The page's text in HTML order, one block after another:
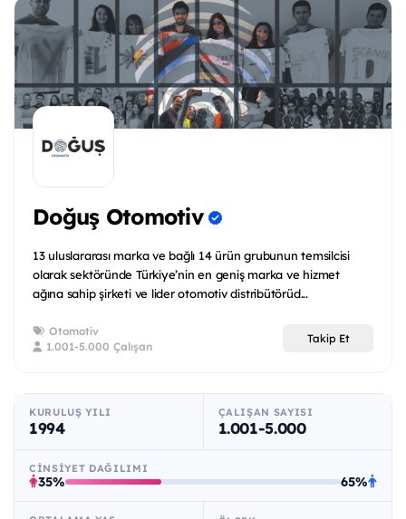
Doğuş Otomotiv
13 uluslararası marka ve bağlı 14 ürün grubunun temsilcisi
olarak sektöründe Türkiye’nin en geniş marka ve hizmet
ağına sahip şirketi ve lider otomotiv distribütörüd...
Otomotiv
1.001-5.000 Çalışan
Takip Et
KURULUŞ YILI
1994
ÇALIŞAN SAYISI
1.001-5.000
CINSIYET DAĞILIMI
35% 65%